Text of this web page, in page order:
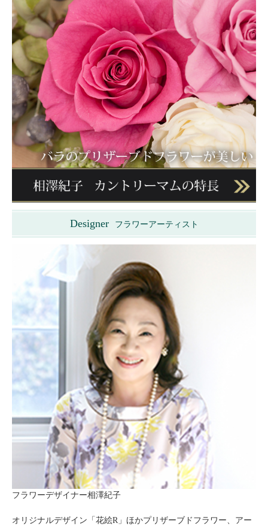
Designer フラワーアーティスト
フラワーデザイナー相澤紀子
オリジナルデザイン「花絵R」ほかプリザーブドフラワー、アー